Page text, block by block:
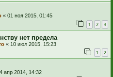
« 01 ноя 2015, 01:45
1 2 3
нет предела
« 10 июл 2015, 15:23
1 2
апр 2014, 14:32